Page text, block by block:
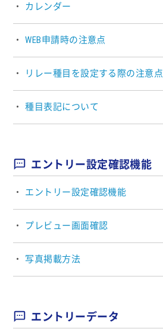
カレンダー
WEB申請時の注意点
リレー種目を設定する際の注意点
種目表記について
エントリー設定確認機能
エントリー設定確認機能
プレビュー画面確認
写真掲載方法
エントリーデータ